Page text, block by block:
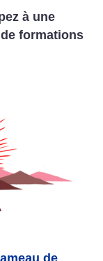
à une
formations